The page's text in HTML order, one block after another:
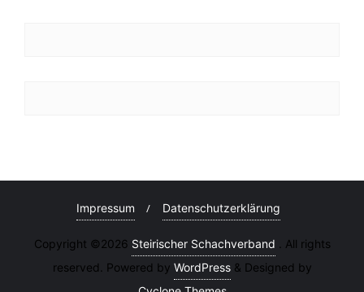
Impressum Datenschutzerklärung
Copyright ©2026 Steirischer Schachverband . All rights
reserved. Powered by WordPress & Designed by